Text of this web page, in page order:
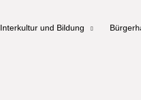
Interkultur und Bildung